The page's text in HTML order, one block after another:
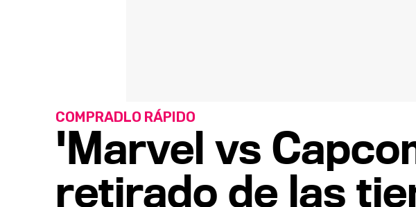
'Marvel vs
retirado de las
COMPRADLO RÁPIDO